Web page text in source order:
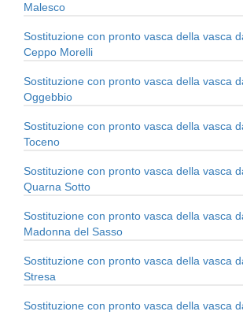
Malesco
Sostituzione con pronto vasca della vasca
Ceppo Morelli
Sostituzione con pronto vasca della vasca
Oggebbio
Sostituzione con pronto vasca della vasca
Toceno
Sostituzione con pronto vasca della vasca
Quarna Sotto
Sostituzione con pronto vasca della vasca
Madonna del Sasso
Sostituzione con pronto vasca della vasca
Stresa
Sostituzione con pronto vasca della vasca